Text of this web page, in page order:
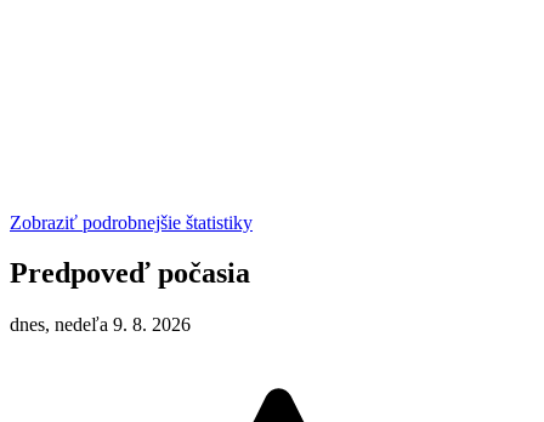
Zobraziť podrobnejšie štatistiky
Predpoveď počasia
dnes, nedeľa 9. 8. 2026